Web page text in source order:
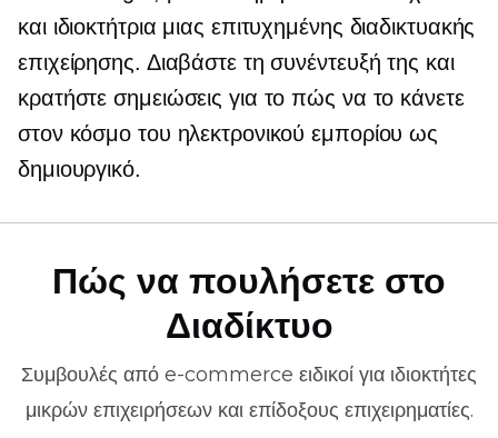
και ιδιοκτήτρια μιας επιτυχημένης διαδικτυακής
επιχείρησης. Διαβάστε τη συνέντευξή της και
κρατήστε σημειώσεις για το πώς να το κάνετε
στον κόσμο του ηλεκτρονικού εμπορίου ως
δημιουργικό.
Πώς να πουλήσετε στο
Διαδίκτυο
Συμβουλές από e-commerce ειδικοί για ιδιοκτήτες
μικρών επιχειρήσεων και επίδοξους επιχειρηματίες.